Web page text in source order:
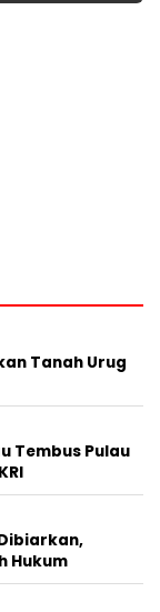
Tanah Urug
Tembus Pulau
Hukum